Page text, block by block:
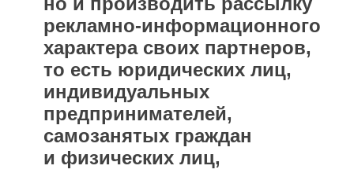
рекламно-информационного
характера своих партнеров,
то есть юридических лиц,
индивидуальных
предпринимателей,
самозанятых граждан
и физических лиц,